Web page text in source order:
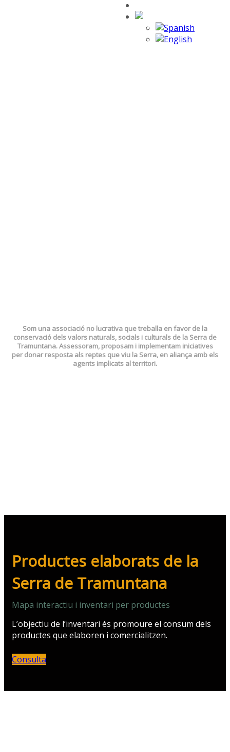
Som una associació no lucrativa que treballa en favor de la
conservació dels valors naturals, socials i culturals de la Serra de
Tramuntana. Assessoram, proposam i implementam iniciatives
per donar resposta als reptes que viu la Serra, en aliança amb els
agents implicats al territori.
Productes elaborats de la
Serra de Tramuntana
Mapa interactiu i inventari per productes
L’objectiu de l’inventari és promoure el consum dels
productes que elaboren i comercialitzen.
Consulta